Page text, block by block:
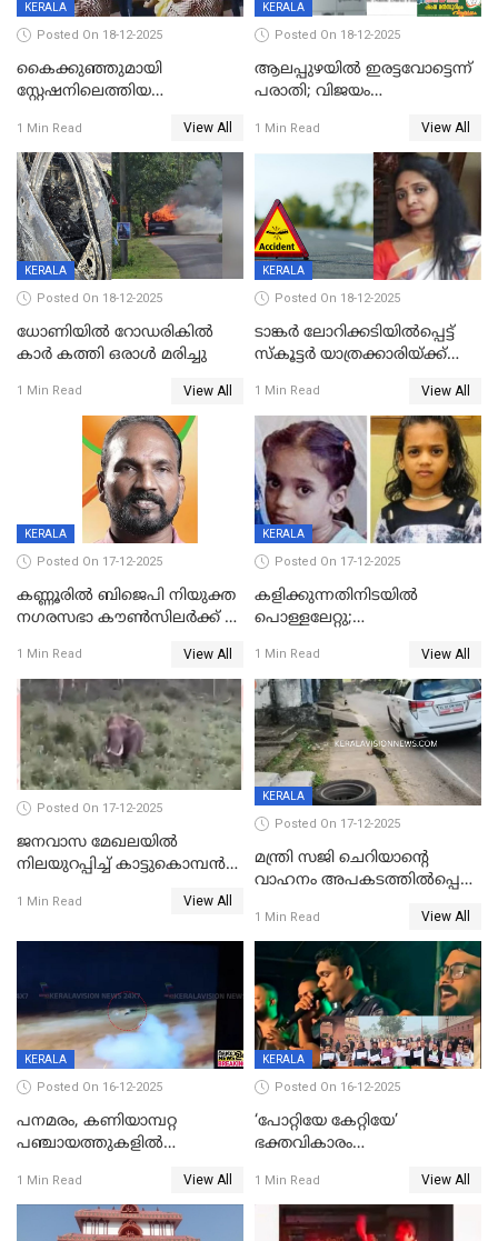
KERALA
Posted On 18-12-2025
കൈക്കുഞ്ഞുമായി
സ്റ്റേഷനിലെത്തിയ
കരണത്തടിച്ചു; CC ടിവി
ദൃശ്യങ്ങൾ പുറത്ത്
1 Min Read View All
KERALA
Posted On 18-12-2025
ആലപ്പുഴയിൽ ഇരട്ടവോട്ടെന്ന്
പരാതി; വിജയം
വാർഡിലെ എൽഡിഎഫ്
സ്ഥാനാർത്ഥി
1 Min Read View All
KERALA
Posted On 18-12-2025
ധോണിയിൽ റോഡരികിൽ
കാർ കത്തി ഒരാൾ മരിച്ചു
1 Min Read View All
KERALA
Posted On 18-12-2025
ടാങ്കർ ലോറിക്കടിയിൽപ്പെട്ട്
സ്കൂട്ടർ യാത്രക്കാരിയ്ക്ക്
കണ്ടോത്ത് ദേശീയ പാതയിൽ
1 Min Read View All
KERALA
Posted On 17-12-2025
കണ്ണൂരിൽ ബിജെപി നിയുക്ത
നഗരസഭാ കൗൺസിലർക്ക് 36
1 Min Read View All
KERALA
Posted On 17-12-2025
കളിക്കുന്നതിനിടയിൽ
പൊള്ളലേറ്റു;
ക്ലാസ് വിദ്യാർത്ഥിനി മരിച്ചു
1 Min Read View All
Posted On 17-12-2025
ജനവാസ മേഖലയില്‍
നിലയുറപ്പിച്ച് കാട്ടുകൊമ്പന്‍
1 Min Read View All
KERALA
Posted On 17-12-2025
മന്ത്രി സജി ചെറിയാന്റെ
വാഹനം അപകടത്തിൽപ്പെട്ടു;
രക്ഷപ്പെട്ടത് തലനാരിടയ്ക്ക്
1 Min Read View All
KERALA
Posted On 16-12-2025
പനമരം, കണിയാമ്പറ്റ
പഞ്ചായത്തുകളിൽ
സ്ഥാപനങ്ങൾക്ക് അവധി
1 Min Read View All
KERALA
Posted On 16-12-2025
‘പോറ്റിയേ കേറ്റിയേ’
ഭക്തവികാരം
ഡിജിപിക്ക് പരാതി; ശക്തമായ
നടപടി വേണമെന്നു
സിപിഐഎമ്മും
1 Min Read View All